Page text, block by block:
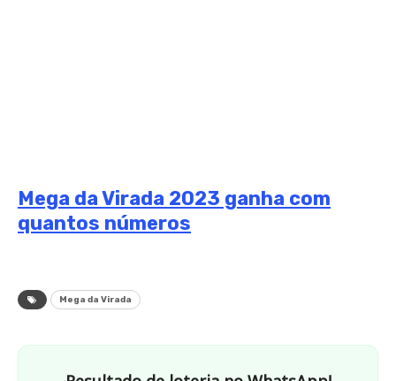
Mega da Virada 2023 ganha com
quantos números
Mega da Virada